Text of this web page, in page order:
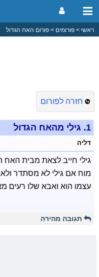
ראשי פורומים פורום האח הגדול
חזרה לפורום
1. גילי מהאח הגדול
דליה
גילי חייב לצאת מבית האח
מוח אם גילי לא מסתדר
עצמו הוא ואבא שלו רעים
תגובה מהירה